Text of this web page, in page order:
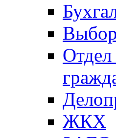
Отдел
ЖКХ